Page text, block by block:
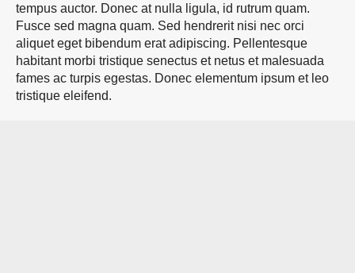
tempus auctor. Donec at nulla ligula, id rutrum quam.
Fusce sed magna quam. Sed hendrerit nisi nec orci
aliquet eget bibendum erat adipiscing. Pellentesque
habitant morbi tristique senectus et netus et malesuada
fames ac turpis egestas. Donec elementum ipsum et leo
tristique eleifend.